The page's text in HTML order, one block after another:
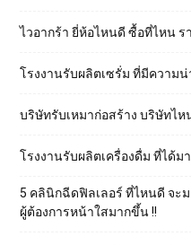
ไวอากร้า ยี่ห้อไหนดี ซื้อที่ไหน ร
โรงงานรับผลิตเซรั่ม ที่มีความ
บริษัทรับเหมาก่อสร้าง บริษัทไ
โรงงานรับผลิตเครื่องดื่ม ที่ได้
5 คลินิกฉีดฟิลเลอร์ ที่ไหนดี จะ
ผู้ต้องการหน้าใสมากขึ้น !!